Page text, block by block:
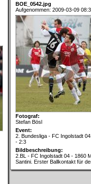
BOE_0542.jpg
Aufgenommen: 2009-03-09
Fotograf:
Stefan Bösl
Event:
2. Bundesliga - FC Ingolstadt
- 2:3
Bildbeschreibung:
2.BL - FC Ingolstadt 04 - 1860
Santini. Erster Ballkontakt für